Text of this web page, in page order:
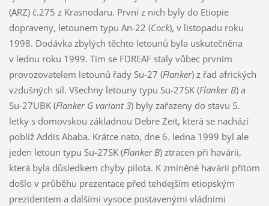
(ARZ) č.275 z Krasnodaru. První z nich byly do Etiopie
dopraveny, letounem typu An-22 (Cock), v listopadu roku
1998. Dodávka zbylých těchto letounů byla uskutečněna
v lednu roku 1999. Tím se FDREAF staly vůbec prvním
provozovatelem letounů řady Su-27 (Flanker) z řad afrických
vzdušných sil. Všechny letouny typu Su-27SK (Flanker B) a
Su-27UBK (Flanker G variant 3) byly zařazeny do stavu 5.
letky s domovskou základnou Debre Zeit, která se nachází
poblíž Addis Ababa. Krátce nato, dne 6. ledna 1999 byl ale
jeden letoun typu Su-27SK (Flanker B) ztracen při havárii,
která byla důsledkem chyby pilota. K zmíněné havárii přitom
došlo v průběhu prezentace před tehdejším etiopským
prezidentem a dalšími vysoce postavenými vládními